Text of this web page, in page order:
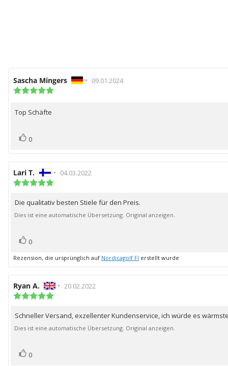
Autor
der
Sascha Mingers • Bewertungsdatum:
09.01.2024
Rezensionstext:
Top Schäfte
Stimme
zu
0
Autor
der
Lari T. • Bewertungsdatum:
04.03.2022
von
5
Sternen
Rezensionstext:
Die qualitativ besten Stiele für den Preis.
Dies ist eine automatische Übersetzung. Original anzeigen.
Stimme
0
Rezension, die ursprünglich auf Nordicagolf FI erstellt wurde
Autor
der
Ryan A. • Bewertungsdatum:
20.02.2022
5
Sternen
Rezensionstext:
Schneller Versand, exzellenter Kundenservice, ich würde es
Dies ist eine automatische Übersetzung. Original anzeigen.
Stimme
0